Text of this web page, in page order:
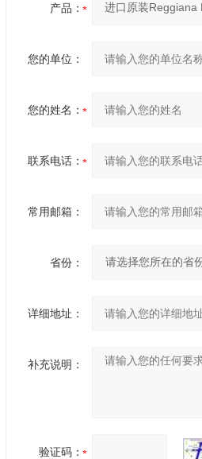
产品：
您的单位：
您的姓名：
联系电话：
常用邮箱：
省份：
详细地址：
补充说明：
验证码：